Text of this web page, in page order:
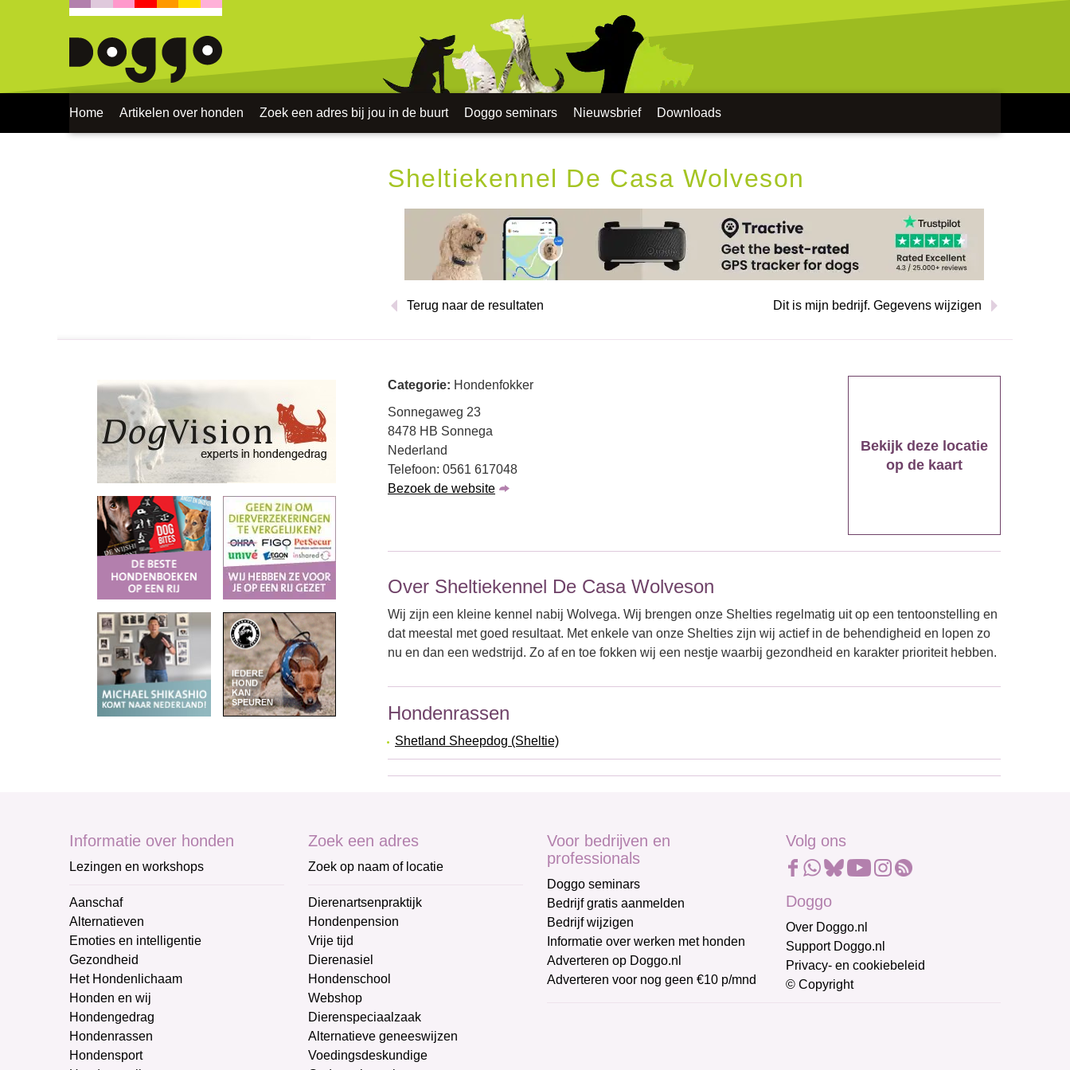
Home Artikelen over honden Zoek een adres bij jou in de buurt Doggo seminars Nieuwsbrief Downloads
Sheltiekennel De Casa Wolveson
Terug naar de resultaten Dit is mijn bedrijf. Gegevens wijzigen
Categorie: Hondenfokker
Sonnegaweg 23
8478 HB Sonnega
Nederland
Telefoon: 0561 617048
Bezoek de website
Bekijk deze locatie
op de kaart
Over Sheltiekennel De Casa Wolveson
Wij zijn een kleine kennel nabij Wolvega. Wij brengen onze Shelties regelmatig uit op een tentoonstelling en
dat meestal met goed resultaat. Met enkele van onze Shelties zijn wij actief in de behendigheid en lopen zo
nu en dan een wedstrijd. Zo af en toe fokken wij een nestje waarbij gezondheid en karakter prioriteit hebben.
Hondenrassen
Shetland Sheepdog (Sheltie)
Informatie over honden
Lezingen en workshops
Aanschaf
Alternatieven
Emoties en intelligentie
Gezondheid
Het Hondenlichaam
Honden en wij
Hondengedrag
Hondenrassen
Hondensport
Zoek een adres
Zoek op naam of locatie
Dierenartsenpraktijk
Hondenpension
Vrije tijd
Dierenasiel
Hondenschool
Webshop
Dierenspeciaalzaak
Alternatieve geneeswijzen
Voedingsdeskundige
Voor bedrijven en
professionals
Doggo seminars
Bedrijf gratis aanmelden
Bedrijf wijzigen
Informatie over werken met honden
Adverteren op Doggo.nl
Adverteren voor nog geen €10 p/mnd
Volg ons
Doggo
Over Doggo.nl
Support Doggo.nl
Privacy- en cookiebeleid
© Copyright